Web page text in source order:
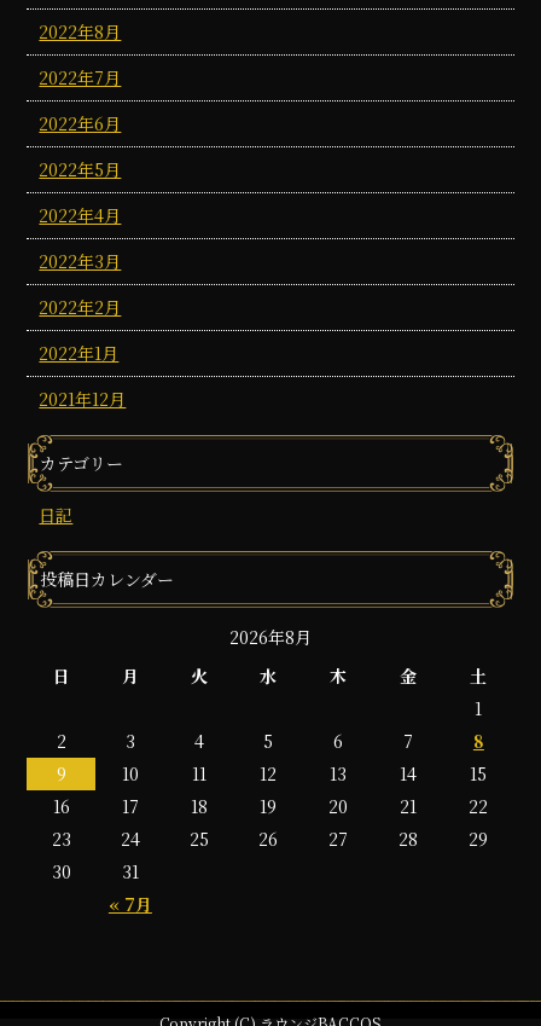
2022年8月
2022年7月
2022年6月
2022年5月
2022年4月
2022年3月
2022年2月
2022年1月
2021年12月
カテゴリー
日記
投稿日カレンダー
2026年8月
日
月 火 水 木 金 土
« 7月
1
2
3 4 5 6 7
8
9
10 11 12 13 14
15
16
17 18 19 20 21
22
23
24 25 26 27 28
29
30
31